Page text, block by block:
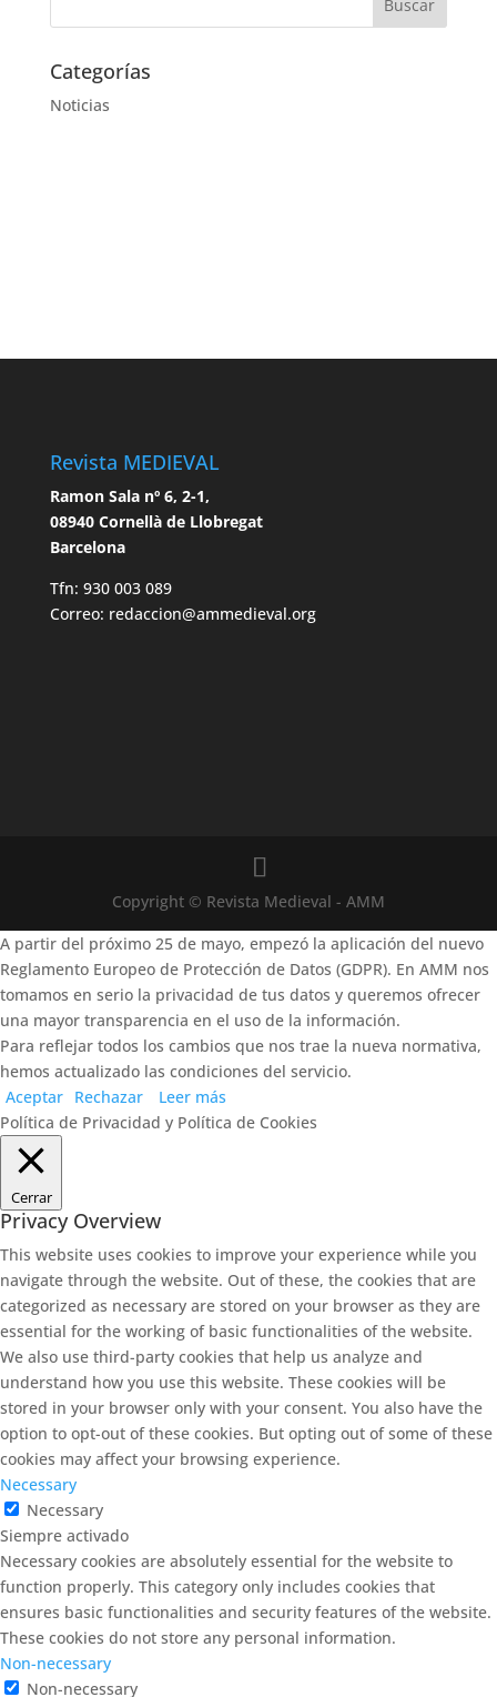
Categorías
Noticias
Revista MEDIEVAL
Ramon Sala nº 6, 2-1,
08940 Cornellà de Llobregat
Barcelona
Tfn: 930 003 089
Correo: redaccion@ammedieval.org
Copyright © Revista Medieval - AMM
A partir del próximo 25 de mayo, empezó la aplicación del nuevo
Reglamento Europeo de Protección de Datos (GDPR). En AMM nos
tomamos en serio la privacidad de tus datos y queremos ofrecer
una mayor transparencia en el uso de la información.
Para reflejar todos los cambios que nos trae la nueva normativa,
hemos actualizado las condiciones del servicio.
Aceptar Rechazar
Leer más
Política de Privacidad y Política de Cookies
Cerrar
Privacy Overview
This website uses cookies to improve your experience while you
navigate through the website. Out of these, the cookies that are
categorized as necessary are stored on your browser as they are
essential for the working of basic functionalities of the website.
We also use third-party cookies that help us analyze and
understand how you use this website. These cookies will be
stored in your browser only with your consent. You also have the
option to opt-out of these cookies. But opting out of some of these
cookies may affect your browsing experience.
Necessary
Necessary
Siempre activado
Necessary cookies are absolutely essential for the website to
function properly. This category only includes cookies that
ensures basic functionalities and security features of the website.
These cookies do not store any personal information.
Non-necessary
Non-necessary